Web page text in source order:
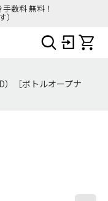
数料 無料！
）
）［ボトルオープナ